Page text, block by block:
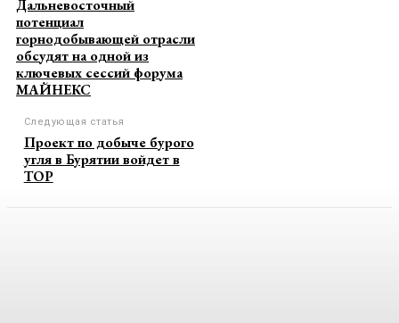
Дальневосточный
потенциал
горнодобывающей отрасли
обсудят на одной из
ключевых сессий форума
МАЙНЕКС
Следующая статья
Проект по добыче бурого
угля в Бурятии войдет в
ТОР